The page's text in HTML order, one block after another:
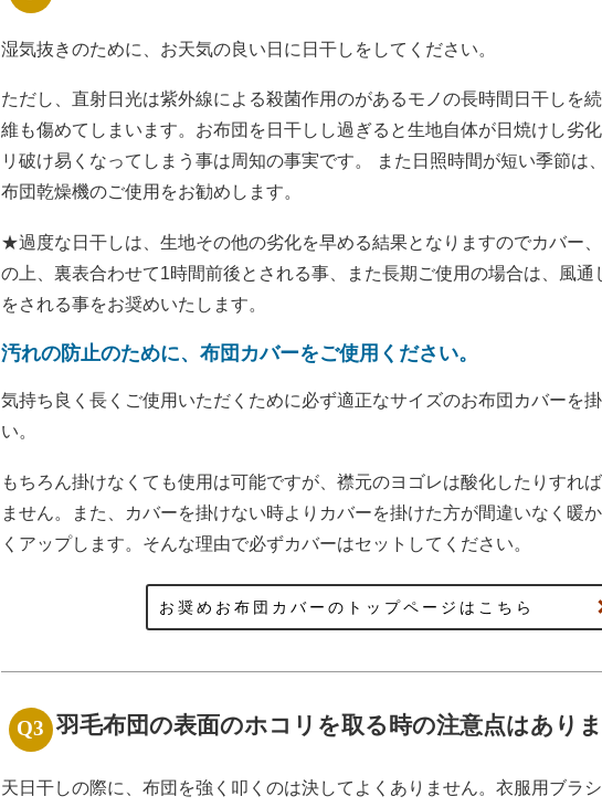
湿気抜きのために、お天気の良い日に日干しをしてください。
ただし、直射日光は紫外線による殺菌作用のがあるモノの長時間日干しを
維も傷めてしまいます。お布団を日干しし過ぎると生地自体が日焼けし劣
リ破け易くなってしまう事は周知の事実です。 また日照時間が短い季節は
布団乾燥機のご使用をお勧めします。
★過度な日干しは、生地その他の劣化を早める結果となりますのでカバー
の上、裏表合わせて1時間前後とされる事、また長期ご使用の場合は、風通
をされる事をお奨めいたします。
汚れの防止のために、布団カバーをご使用ください。
気持ち良く長くご使用いただくために必ず適正なサイズのお布団カバーを
い。
もちろん掛けなくても使用は可能ですが、襟元のヨゴレは酸化したりすれ
ません。また、カバーを掛けない時よりカバーを掛けた方が間違いなく暖
くアップします。そんな理由で必ずカバーはセットしてください。
お奨めお布団カバーのトップページはこちら
羽毛布団の表面のホコリを取る時の注意点はあり
天日干しの際に、布団を強く叩くのは決してよくありません。衣服用ブラ